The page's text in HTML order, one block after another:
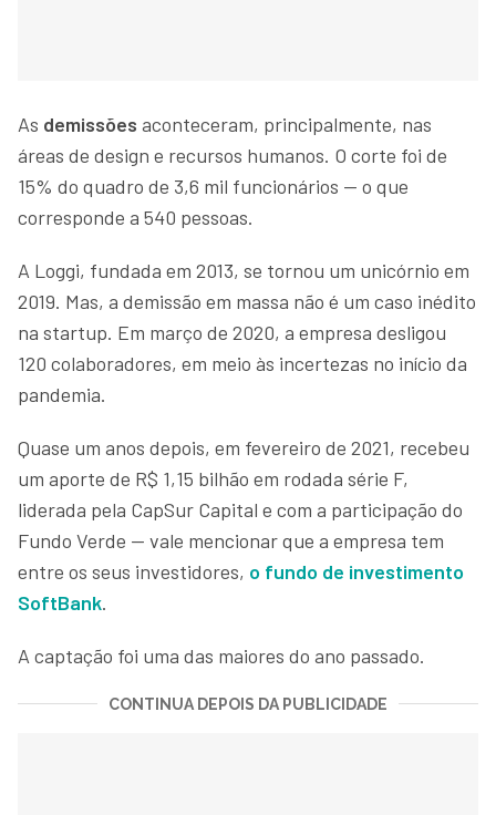
As demissões aconteceram, principalmente, nas
áreas de design e recursos humanos. O corte foi de
15% do quadro de 3,6 mil funcionários — o que
corresponde a 540 pessoas.
A Loggi, fundada em 2013, se tornou um unicórnio em
2019. Mas, a demissão em massa não é um caso inédito
na startup. Em março de 2020, a empresa desligou
120 colaboradores, em meio às incertezas no início da
pandemia.
Quase um anos depois, em fevereiro de 2021, recebeu
um aporte de R$ 1,15 bilhão em rodada série F,
liderada pela CapSur Capital e com a participação do
Fundo Verde — vale mencionar que a empresa tem
entre os seus investidores, o fundo de investimento
SoftBank.
A captação foi uma das maiores do ano passado.
CONTINUA DEPOIS DA PUBLICIDADE